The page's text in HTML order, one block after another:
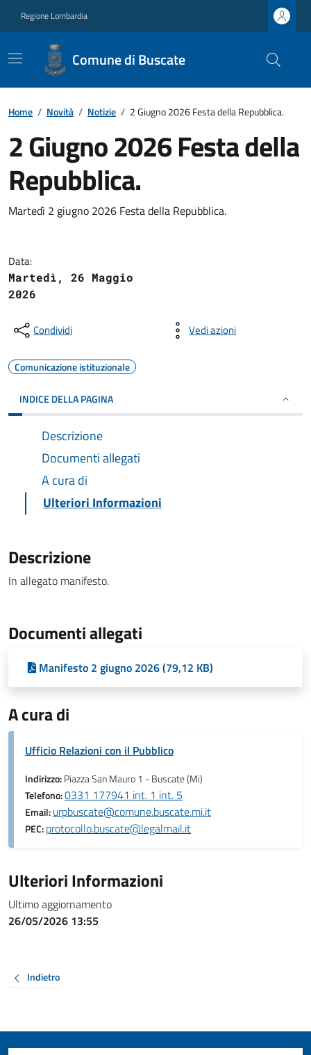
Regione Lombardia
Comune di Buscate
Home / Novità / Notizie / 2 Giugno 2026 Festa della Repubblica.
2 Giugno 2026 Festa della
Repubblica.
Martedì 2 giugno 2026 Festa della Repubblica.
Data:
Martedì, 26 Maggio
2026
Condividi Vedi azioni
Comunicazione istituzionale
INDICE DELLA PAGINA
Descrizione
Documenti allegati
A cura di
Ulteriori Informazioni
Descrizione
In allegato manifesto.
Documenti allegati
Manifesto 2 giugno 2026 (79,12 KB)
A cura di
Ufficio Relazioni con il Pubblico
Indirizzo:Piazza San Mauro 1 - Buscate (Mi)
Telefono:0331 177941 int. 1 int. 5
Email:urpbuscate@comune.buscate.mi.it
PEC:protocollo.buscate@legalmail.it
Ulteriori Informazioni
Ultimo aggiornamento
26/05/2026 13:55
Indietro